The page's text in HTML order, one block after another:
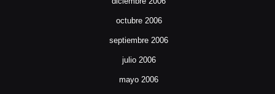
octubre 2006
septiembre 2006
julio 2006
mayo 2006